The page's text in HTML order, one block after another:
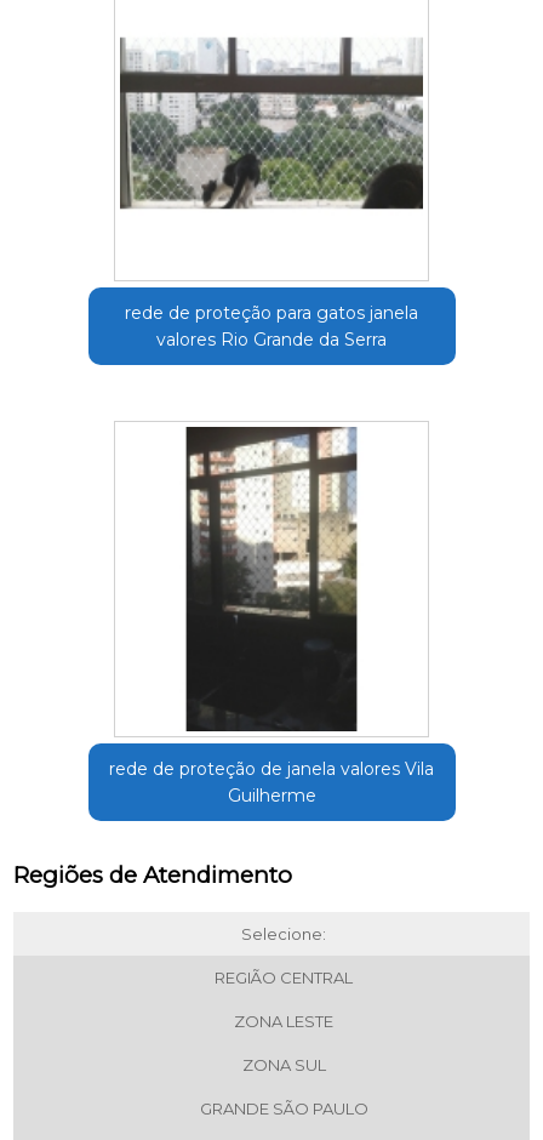
rede de proteção para gatos janela
valores Rio Grande da Serra
rede de proteção de janela valores Vila
Guilherme
Regiões de Atendimento
Selecione:
REGIÃO CENTRAL
ZONA LESTE
ZONA SUL
GRANDE SÃO PAULO